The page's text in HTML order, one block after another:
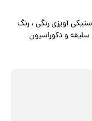
آویزی رنگی ، رنگ‌
و دکوراسیون